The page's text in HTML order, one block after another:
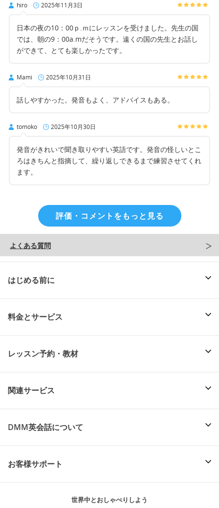
hiro 2025年11月3日
日本の夜の10：00ｐ.ｍにレッスンを受けました。先生の国
では、朝の9：00a.mだそうです。遠くの国の先生とお話し
ができて、とても楽しかったです。
Mami 2025年10月31日
話しやすかった。発音もよく、アドバイスもある。
tomoko 2025年10月30日
発音がきれいで聞き取りやすい英語です。発音の怪しいとこ
ろはきちんと指摘して、繰り返しできるまで練習させてくれ
ます。
評価・コメントをもっと見る
よくある質問
はじめる前に
料金とサービス
レッスン予約・教材
関連サービス
DMM英会話について
お客様サポート
世界中とおしゃべりしよう